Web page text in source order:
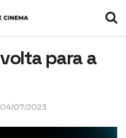
para a
04/07/2023